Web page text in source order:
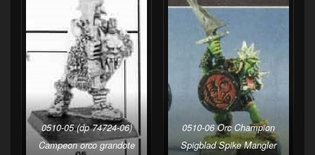
0510-05 (dp 74724-06)
Campeon orco grandote
0510-06 Orc Champion
Spigblad Spike Mangler